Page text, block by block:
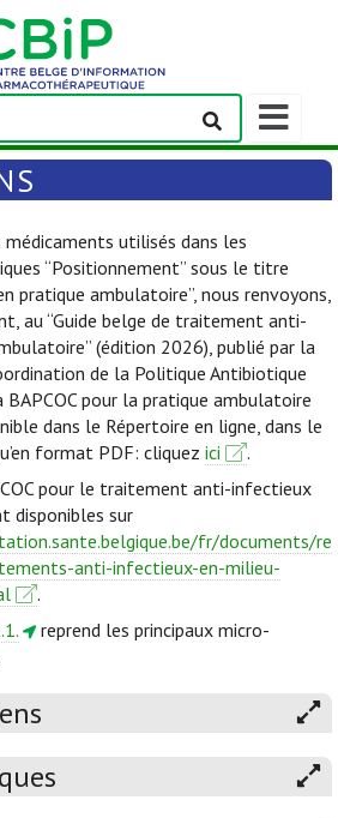
Afficher/
la
barre
navigation
médicaments utilisés dans les
“Positionnement” sous le titre
pratique ambulatoire”, nous renvoyons,
au “Guide belge de traitement anti-
(édition 2026), publié par la
de la Politique Antibiotique
BAPCOC pour la pratique ambulatoire
dans le Répertoire en ligne, dans le
format PDF: cliquez ici
.
pour le traitement anti-infectieux
disponibles sur
fr/documents/re
anti-infectieux-en-milieu-
.
reprend les principaux micro-